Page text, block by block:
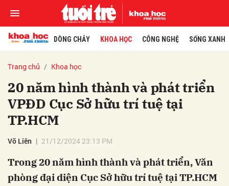
DÒNG CHẢY KHOA HỌC CÔNG NGHỆ SỐNG XANH
Trang chủ Khoa học
20 năm hình thành và phát triển
VPĐD Cục Sở hữu trí tuệ tại
TP.HCM
Võ Liên 21/12/2024 23:13 PM
Trong 20 năm hình thành và phát triển, Văn
phòng đại diện Cục Sở hữu trí tuệ tại TP.HCM